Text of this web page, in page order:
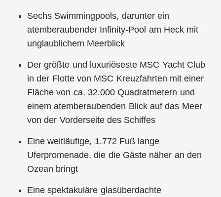
Sechs Swimmingpools, darunter ein
atemberaubender Infinity-Pool am Heck mit
unglaublichem Meerblick
Der größte und luxuriöseste MSC Yacht Club
in der Flotte von MSC Kreuzfahrten mit einer
Fläche von ca. 32.000 Quadratmetern und
einem atemberaubenden Blick auf das Meer
von der Vorderseite des Schiffes
Eine weitläufige, 1.772 Fuß lange
Uferpromenade, die die Gäste näher an den
Ozean bringt
Eine spektakuläre glasüberdachte